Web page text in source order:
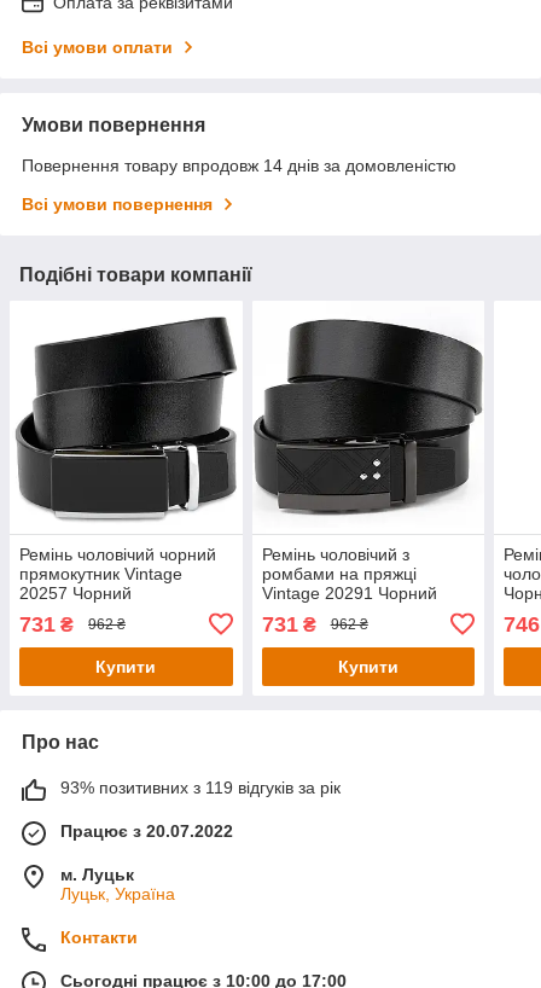
Всі умови оплати
Умови повернення
Повернення товару впродовж 14 днів за домовленістю
Всі умови повернення
Подібні товари компанії
Ремінь чоловічий чорний
прямокутник Vintage
20257 Чорний
731 ₴ 962 ₴
Купити
Ремінь чоловічий з
ромбами на пряжці
Vintage 20291 Чорний
731₴ 962 ₴
Купити
746
Про нас
93% позитивних з 119 відгуків за рік
Працює з 20.07.2022
м. Луцьк
Луцьк, Україна
Контакти
Сьогодні працює з 10:00 до 17:00